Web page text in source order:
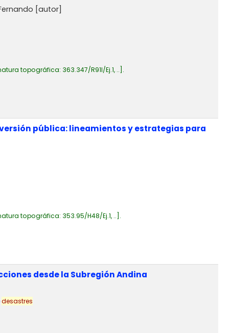
[autor]
topográfica: 363.347/R91I/Ej.1, .. .
pública: lineamientos y estrategias para
topográfica: 353.95/H48/Ej.1, .. .
desde la Subregión Andina
desastres